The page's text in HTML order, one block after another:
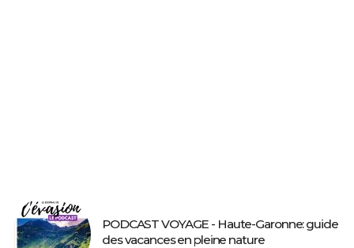
PODCAST VOYAGE - Haute-Garonne: guide
des vacances en pleine nature